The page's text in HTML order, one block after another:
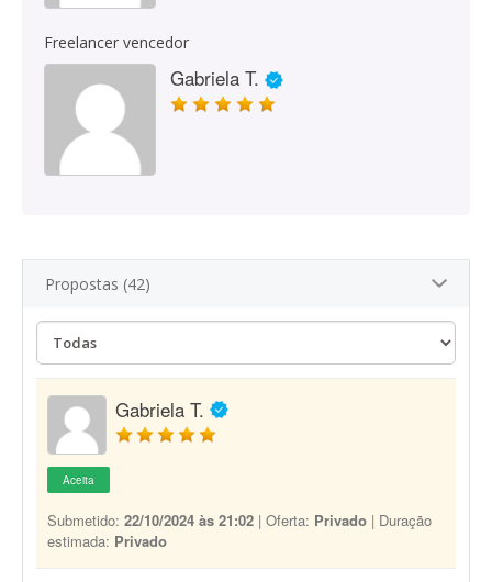
Freelancer vencedor
Gabriela T.
Propostas (42)
Gabriela T.
Aceita
Submetido: 22/10/2024 às 21:02 | Oferta: Privado | Duração
estimada: Privado